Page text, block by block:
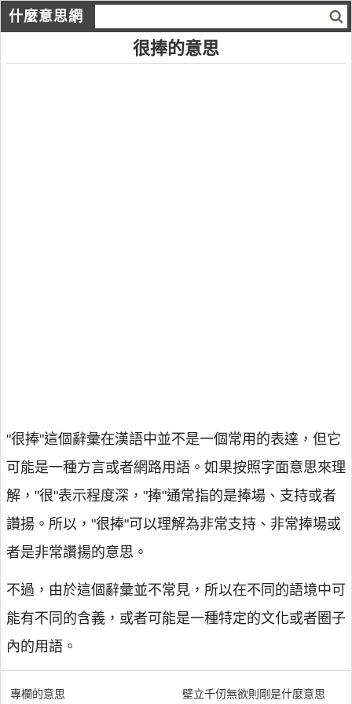
什麼意思網
很捧的意思
"很捧"這個辭彙在漢語中並不是一個常用的表達，但它
可能是一種方言或者網路用語。如果按照字面意思來理
解，"很"表示程度深，"捧"通常指的是捧場、支持或者
讚揚。所以，"很捧"可以理解為非常支持、非常捧場或
者是非常讚揚的意思。
不過，由於這個辭彙並不常見，所以在不同的語境中可
能有不同的含義，或者可能是一種特定的文化或者圈子
內的用語。
專欄的意思 壁立千仞無欲則剛是什麼意思